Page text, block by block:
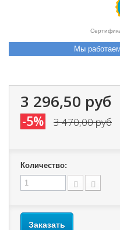
Мы
3 296,50 руб
-5% 3 470,00 руб
Количество:
Заказать